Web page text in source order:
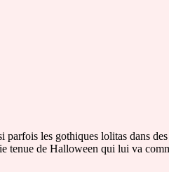
les gothiques lolitas dans
tenue de Halloween qui lui va